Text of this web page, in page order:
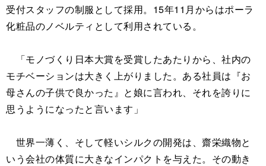
受付スタッフの制服として採用。15年11月からはポーラ
化粧品のノベルティとして利用されている。
「モノづくり日本大賞を受賞したあたりから、社内の
モチベーションは大きく上がりました。ある社員は『お
母さんの子供で良かった』と娘に言われ、それを誇りに
思うようになったと言います」
世界一薄く、そして軽いシルクの開発は、齋栄織物と
いう会社の体質に大きなインパクトを与えた。その動き